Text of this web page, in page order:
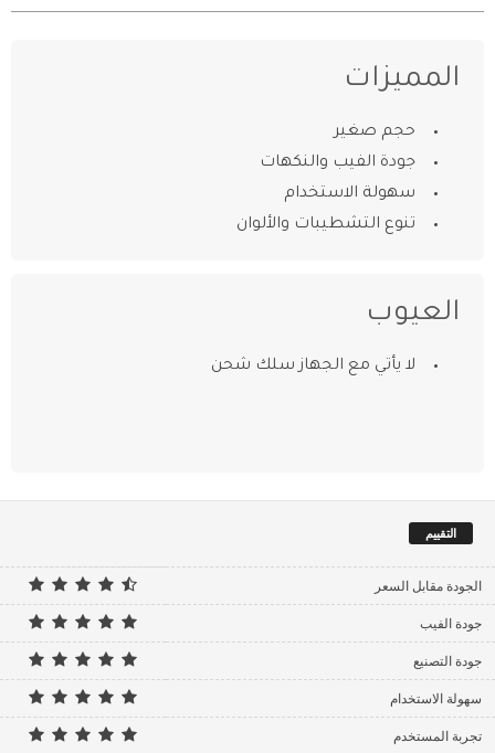
المميزات
حجم صغير
جودة الفيب والنكهات
سهولة الاستخدام
تنوع التشطيبات والألوان
العيوب
لا يأتي مع الجهاز سلك شحن
التقييم
الجودة مقابل السعر
جودة الفيب
جودة التصنيع
سهولة الاستخدام
تجربة المستخدم